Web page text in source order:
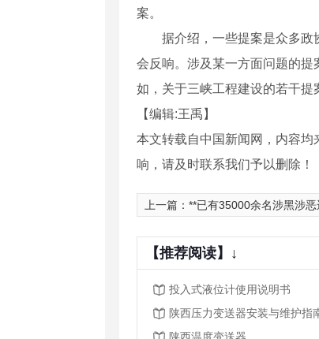
案。
据介绍，一些提案是众多政协
会反响。涉及某一方面问题的提
如，关于三峡工程建设的若干
【编辑:王禹】
本文转载自中国新闻网，内容
响，请及时联系我们予以删除！
上一篇： **已有35000余名涉黑涉恶违
【推荐阅读】↓
投入式液位计使用说明书
陕西压力变送器安装与维护指